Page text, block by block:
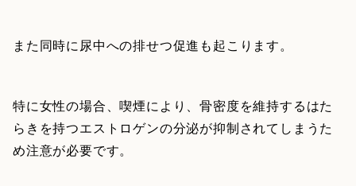
また同時に尿中への排せつ促進も起こります。
特に女性の場合、喫煙により、骨密度を維持するはた
らきを持つエストロゲンの分泌が抑制されてしまうた
め注意が必要です。